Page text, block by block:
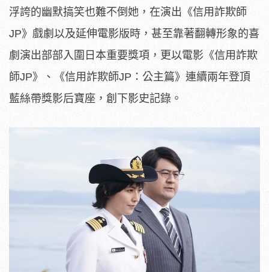
浮誇的幽默搞笑也難不倒她， 在演出《信用詐欺師
JP》戲劇以及延伸電影版時， 甚至靠著翻轉形象的喜
劇演出部部入圍日本重要獎項，更以電影《信用詐欺
師JP》、《信用詐欺師JP：公主篇》 連續兩年登頂
藍絲帶獎影后寶座，創下影史記錄。